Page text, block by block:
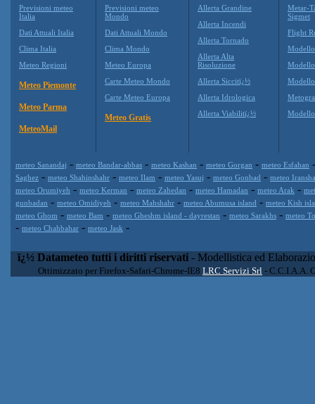
Previsioni meteo
Italia
Dati Attuali Italia
Clima Italia
Meteo Regioni
Meteo Piemonte
Meteo Parma
MeteoMail
Previsioni meteo
Mondo
Dati Attuali Mondo
Clima Mondo
Meteo Europa
Carte Meteo Mondo
Carte Meteo Europa
Meteo Gratis
Allerta Grandine
Allerta Incendi
Allerta Tornado
Allerta Alta
Risoluzione
Allerta Siccitï¿½
Allerta Idrologica
Allerta Viabilitï¿½
Metar-
Sigmet
Flight
Modello
meteo Sanandaj - meteo Bandar-abbas - meteo Kashan - meteo Gorgan - meteo Esfahan
Saghez - meteo Shahinshahr - meteo Ilam - meteo Yasuj - meteo Gonbad - meteo
meteo Orumiyeh - meteo Kerman - meteo Zahedan - meteo Hamadan - meteo Arak -
gunbadan - meteo Omidiyeh - meteo Mahshahr - meteo Abumusa island - meteo Kish
meteo Ghom - meteo Bam - meteo Gheshm island - dayrestan - meteo Sarakhs - meteo
- meteo Chahbahar - meteo Jask -
ï¿½ Datameteo tutti i diritti riservati - Modellistica ed
Ottimizzato per Firefox-Safari-Chrome-IE8 LRC Servizi Srl - C.C.I.A.A.